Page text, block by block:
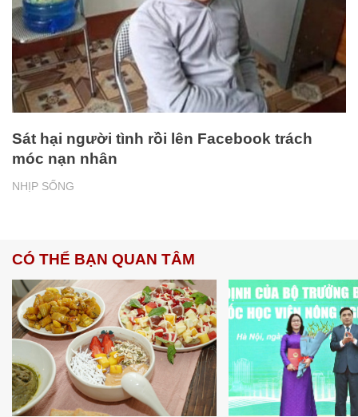
NHỊP SỐNG
Sát hại người tình rồi lên Facebook trách
móc nạn nhân
CÓ THỂ BẠN QUAN TÂM